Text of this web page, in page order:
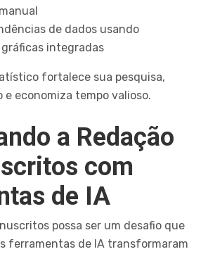
de dados usando
integradas
fortalece sua pesquisa,
e economiza tempo valioso.
a Redação
com
de IA
possa ser um desafio que
ferramentas de IA transformaram